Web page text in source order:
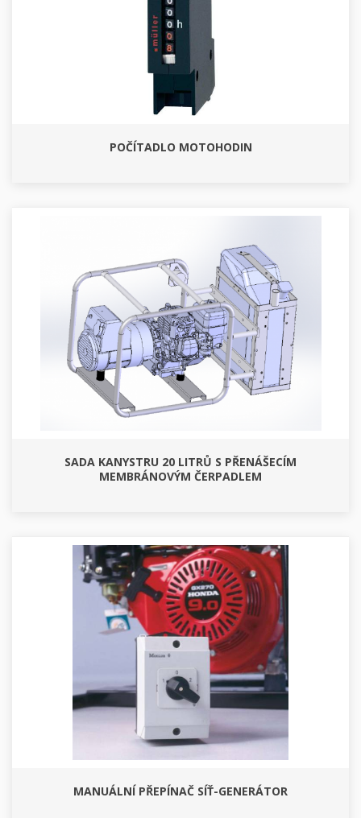
POČÍTADLO MOTOHODIN
SADA KANYSTRU 20 LITRŮ S PŘENÁŠECÍM
MEMBRÁNOVÝM ČERPADLEM
MANUÁLNÍ PŘEPÍNAČ SÍŤ-GENERÁTOR